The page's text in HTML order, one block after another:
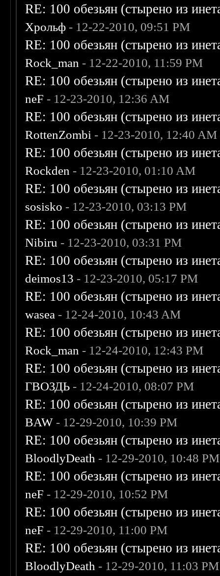
RE: 100 обезьян (стырено из
Хрольф - 12-22-2010, 09:51 PM
RE: 100 обезьян (стырено из
Rock_man - 12-22-2010, 11:59 PM
RE: 100 обезьян (стырено из
neF - 12-23-2010, 12:36 AM
RE: 100 обезьян (стырено из
RottenZombi - 12-23-2010, 12:40 AM
RE: 100 обезьян (стырено из
Rockden - 12-23-2010, 01:10 AM
RE: 100 обезьян (стырено из
sosisko - 12-23-2010, 03:13 PM
RE: 100 обезьян (стырено из
Nibiru - 12-23-2010, 03:31 PM
RE: 100 обезьян (стырено из
deimos13 - 12-23-2010, 05:17 PM
RE: 100 обезьян (стырено из
wasea - 12-24-2010, 10:43 AM
RE: 100 обезьян (стырено из
Rock_man - 12-24-2010, 12:43 PM
RE: 100 обезьян (стырено из
ГВОЗДЬ - 12-24-2010, 08:07 PM
RE: 100 обезьян (стырено из
BAW - 12-29-2010, 10:39 PM
RE: 100 обезьян (стырено из
BloodlyDeath - 12-29-2010, 10:48 PM
RE: 100 обезьян (стырено из
neF - 12-29-2010, 10:52 PM
RE: 100 обезьян (стырено из
neF - 12-29-2010, 11:00 PM
RE: 100 обезьян (стырено из
BloodlyDeath - 12-29-2010, 11:03 PM